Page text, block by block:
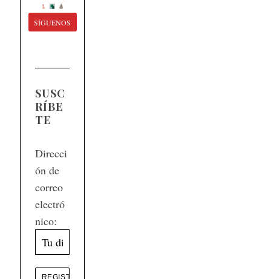
SÍGUENOS
SUSC
RÍBE
TE
Direcci
ón de
correo
electró
nico: